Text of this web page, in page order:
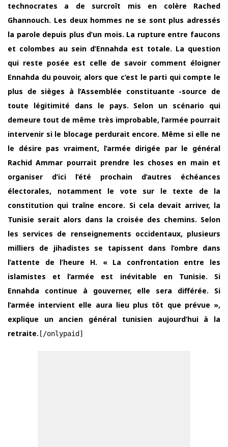
technocrates a de surcroît mis en colère Rached
Ghannouch. Les deux hommes ne se sont plus adressés
la parole depuis plus d’un mois. La rupture entre faucons
et colombes au sein d’Ennahda est totale. La question
qui reste posée est celle de savoir comment éloigner
Ennahda du pouvoir, alors que c’est le parti qui compte le
plus de sièges à l’Assemblée constituante -source de
toute légitimité dans le pays. Selon un scénario qui
demeure tout de même très improbable, l’armée pourrait
intervenir si le blocage perdurait encore. Même si elle ne
le désire pas vraiment, l’armée dirigée par le général
Rachid Ammar pourrait prendre les choses en main et
organiser d’ici l’été prochain d’autres échéances
électorales, notamment le vote sur le texte de la
constitution qui traîne encore. Si cela devait arriver, la
Tunisie serait alors dans la croisée des chemins. Selon
les services de renseignements occidentaux, plusieurs
milliers de jihadistes se tapissent dans l’ombre dans
l’attente de l’heure H. « La confrontation entre les
islamistes et l’armée est inévitable en Tunisie. Si
Ennahda continue à gouverner, elle sera différée. Si
l’armée intervient elle aura lieu plus tôt que prévue »,
explique un ancien général tunisien aujourd’hui à la
retraite. [/onlypaid]